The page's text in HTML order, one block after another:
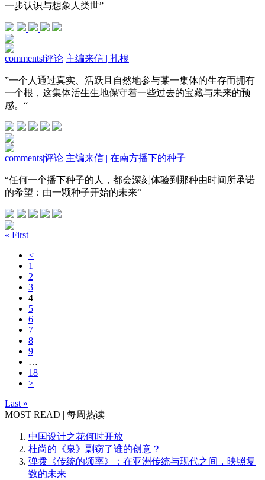
一步认识与想象人类世”
comments|评论 主编来信 | 扎根
”一个人通过真实、活跃且自然地参与某一集体的生存而拥有
一个根，这集体活生生地保守着一些过去的宝藏与未来的预
感。“
comments|评论 主编来信 | 在南方播下的种子
“任何一个播下种子的人，都会深刻体验到那种由时间所承诺
的希望：由一颗种子开始的未来“
« First
<
1
2
3
4
5
6
7
8
9
…
18
>
Last »
MOST READ | 每周热读
中国设计之花何时开放
杜尚的《泉》剽窃了谁的创意？
弹拨《传统的频率》：在亚洲传统与现代之间，映照复
数的未来